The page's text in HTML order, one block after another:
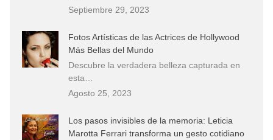
Septiembre 29, 2023
Fotos Artísticas de las Actrices de Hollywood
Más Bellas del Mundo
Descubre la verdadera belleza capturada en
esta…
Agosto 25, 2023
Los pasos invisibles de la memoria: Leticia
Marotta Ferrari transforma un gesto cotidiano